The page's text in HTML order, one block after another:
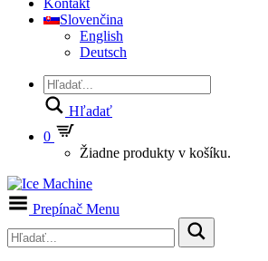
Kontakt
Slovenčina
English
Deutsch
Hľadať
0
Žiadne produkty v košíku.
Prepínač Menu